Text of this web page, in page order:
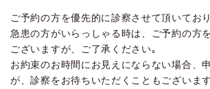
ご予約の方を優先的に診察させて頂いてお
急患の方がいらっしゃる時は、ご予約の方
ございますが、ご了承ください｡
お約束のお時間にお見えにならない場合、
が、診察をお待ちいただくこともございます